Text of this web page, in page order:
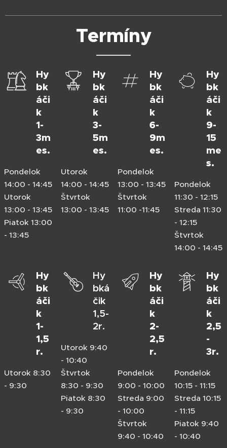
Termíny
Hy
bk
áči
k
1-
3m
es.
Pondelok
14:00 - 14:45
Utorok
13:00 - 13:45
Piatok 13:00
- 13:45
Hy
bk
áči
k
3-
5m
es.
Utorok
14:00 - 14:45
Štvrtok
13:00 - 13:45
Hy
bk
áči
k
6-
9m
es.
Pondelok
13:00 - 13:45
Štvrtok
11:00 -11:45
Hy
bk
áči
k
9-
15
me
s.
Pondelok
11:30 - 12:15
Streda 11:30
- 12:15
Štvrtok
14:00 - 14:45
Hy
bk
áči
k
1-
1,5
r.
Utorok 8:30
- 9:30
Hy
bká
čik
1,5-
2r.
Utorok 9:40
- 10:40
Štvrtok
8:30 - 9:30
Piatok 8:30
- 9:30
Hy
bk
áči
k
2-
2,5
r.
Pondelok
9:00 - 10:00
Streda 9:00
- 10:00
Štvrtok
9:40 - 10:40
Hy
bk
áči
k
2,5
-
3r.
Pondelok
10:15 - 11:15
Streda 10:15
- 11:15
Piatok 9:40
- 10:40